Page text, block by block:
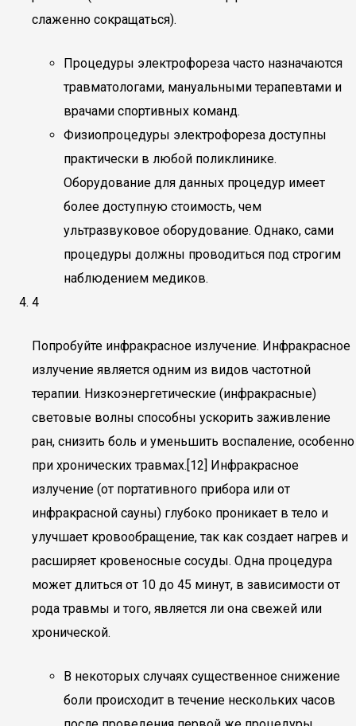
слаженно сокращаться).
Процедуры электрофореза часто назначаются
травматологами, мануальными терапевтами и
врачами спортивных команд.
Физиопроцедуры электрофореза доступны
практически в любой поликлинике.
Оборудование для данных процедур имеет
более доступную стоимость, чем
ультразвуковое оборудование. Однако, сами
процедуры должны проводиться под строгим
наблюдением медиков.
4
Попробуйте инфракрасное излучение. Инфракрасное
излучение является одним из видов частотной
терапии. Низкоэнергетические (инфракрасные)
световые волны способны ускорить заживление
ран, снизить боль и уменьшить воспаление, особенно
при хронических травмах.[12] Инфракрасное
излучение (от портативного прибора или от
инфракрасной сауны) глубоко проникает в тело и
улучшает кровообращение, так как создает нагрев и
расширяет кровеносные сосуды. Одна процедура
может длиться от 10 до 45 минут, в зависимости от
рода травмы и того, является ли она свежей или
хронической.
В некоторых случаях существенное снижение
боли происходит в течение нескольких часов